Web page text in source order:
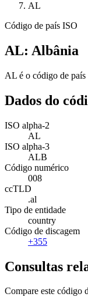
AL
Código de país ISO
AL: Albânia
AL é o código de
Dados do
ISO alpha-2
AL
ISO alpha-3
ALB
Código numérico
008
ccTLD
.al
Tipo de entidade
country
Código de discagem
+355
Consultas
Compare este código